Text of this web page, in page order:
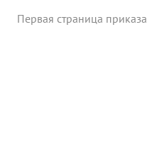
Первая страница приказа